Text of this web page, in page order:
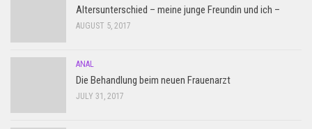
Altersunterschied – meine junge Freundin und ich –
AUGUST 5, 2017
ANAL
Die Behandlung beim neuen Frauenarzt
JULY 31, 2017